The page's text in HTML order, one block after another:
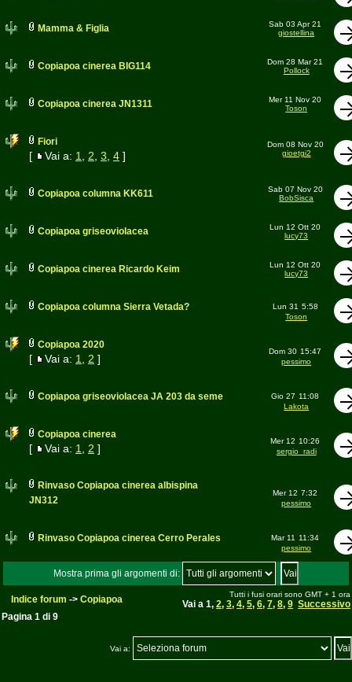
Mamma & Figlia
Sab 03 Apr 21
giostellina
Copiapoa cinerea BIG114
Dom 28 Mar 21
Pollock
Copiapoa cinerea JN1311
Mer 11 Nov 20
Toson
Fiori
[ Vai a: 1 2 3 4]
Dom 08 Nov 20
gioetgi2
Copiapoa columna KK611
Sab 07 Nov 20
BobSisca
Copiapoa griseoviolacea
Lun 12 Ott 20
lucy73
Copiapoa cinerea Ricardo Keim
Lun 12 Ott 20
lucy73
Copiapoa columna Sierra Vetada? Lun 31 5:58
Toson
Copiapoa 2020
[ Vai a: 1 2 ]
Dom 30 15:47
pessimo
Copiapoa griseoviolacea JA 203 da seme Gio 27 11:08
Lakota
Copiapoa cinerea
[ Vai a: 1 2 ]
Mer 12 10:26
sergio_radi
Rinvaso Copiapoa cinerea albispina
JN312
Mer 12 7:32
pessimo
Rinvaso Copiapoa cinerea Cerro Perales Mar 11
11:34
pessimo
Mostra prima gli argomenti di:
Indice forum -> Copiapoa Tutti i fusi orari sono GMT + 1 ora
Vai a 1, 2, 3, 4, 5, 6, 7, 8, 9 Successivo
Pagina 1 di 9
Vai a: